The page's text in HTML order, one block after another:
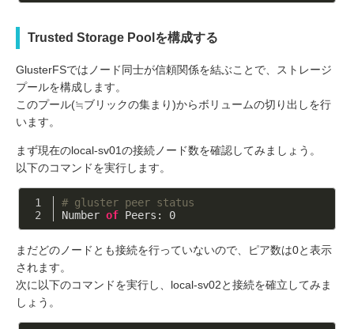
Trusted Storage Poolを構成する
GlusterFSではノード同士が信頼関係を結ぶことで、ストレージ
プールを構成します。
このプール(≒ブリックの集まり)からボリュームの切り出しを行
います。
まず現在のlocal-sv01の接続ノード数を確認してみましょう。
以下のコマンドを実行します。
# gluster peer status
Number of Peers: 0
まだどのノードとも接続を行っていないので、ピア数は0と表示
されます。
次に以下のコマンドを実行し、local-sv02と接続を確立してみま
しょう。